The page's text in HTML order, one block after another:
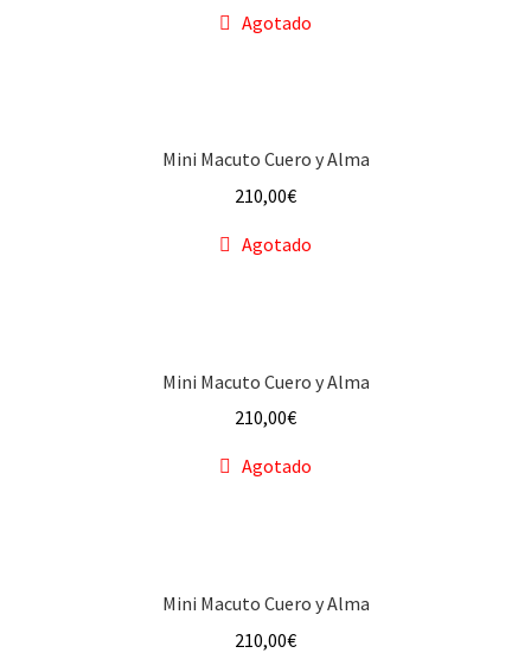
Agotado
Mini Macuto Cuero y Alma
210,00€
Agotado
Mini Macuto Cuero y Alma
210,00€
Agotado
Mini Macuto Cuero y Alma
210,00€